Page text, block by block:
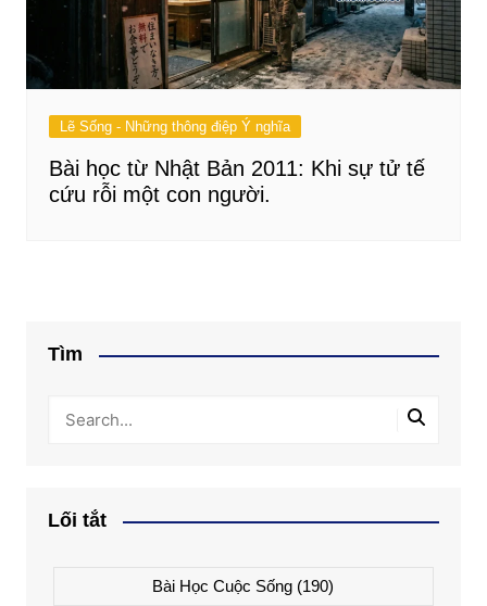
Lẽ Sống - Những thông điệp Ý nghĩa
Bài học từ Nhật Bản 2011: Khi sự tử tế
cứu rỗi một con người.
Tìm
Lối tắt
Bài Học Cuộc Sống (190)